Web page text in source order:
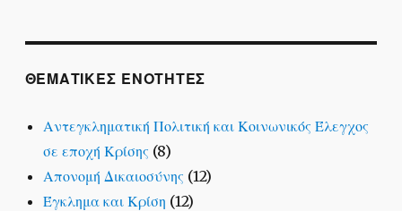
ΘΕΜΑΤΙΚΕΣ ΕΝΟΤΗΤΕΣ
Αντεγκληματική Πολιτική και Κοινωνικός Έλεγχος
σε εποχή Κρίσης (8)
Απονομή Δικαιοσύνης (12)
Έγκλημα και Κρίση (12)